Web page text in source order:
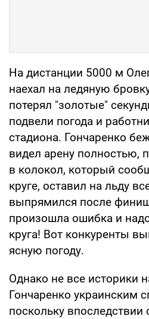
На дистанции 5000 м
наехал на ледяную
потерял "золотые"
подвели погода и
стадиона. Гончаренко
видел арену полностью,
в колокол, который
круге, оставил на льду
выпрямился после
произошла ошибка и
круга! Вот конкуренты
ясную погоду.
Однако не все историки
Гончаренко украинским
поскольку впоследствии